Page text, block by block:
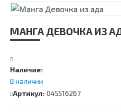
МАНГА ДЕВОЧКА ИЗ
Наличие:
В наличии
Артикул: 045516267